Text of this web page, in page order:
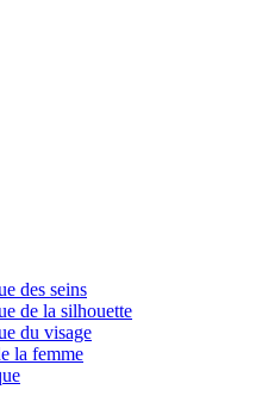
des seins
de la silhouette
du visage
la femme